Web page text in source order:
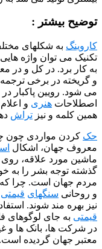
:
شکلهای مختلف قابل
واژه هایی مانند
در کل و در معنای عام
برخی ترجمه ها، هرچند
پاکبار در مقابل
هنریو اعلام هنر
و نیز تراش دهی را
چون چهره افراد
اشکالاسطورهای،
علاقه، رویسنگهای
بشر را به خود جلب
است. چرا که علاوه بر
سنگهای قیمتیمی توانند
شوند. استفاده از
لوگوهای فلزی
بانک ها و غیره بسیار
گردیده است.